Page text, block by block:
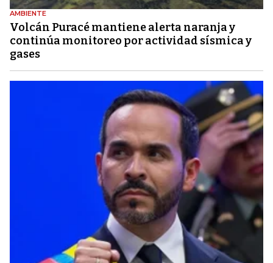
AMBIENTE
Volcán Puracé mantiene alerta naranja y
continúa monitoreo por actividad sísmica y
gases